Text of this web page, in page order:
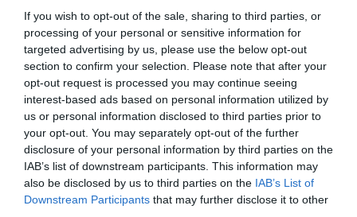
If you wish to opt-out of the sale, sharing to third parties, or
processing of your personal or sensitive information for
targeted advertising by us, please use the below opt-out
section to confirm your selection. Please note that after your
opt-out request is processed you may continue seeing
interest-based ads based on personal information utilized by
us or personal information disclosed to third parties prior to
your opt-out. You may separately opt-out of the further
disclosure of your personal information by third parties on the
IAB’s list of downstream participants. This information may
also be disclosed by us to third parties on the IAB’s List of
Downstream Participants that may further disclose it to other
View this post on Instagram